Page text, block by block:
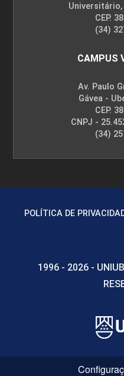
CEP.
(34)
CAMPUS
Av. Paulo
Gávea -
CEP.
CNPJ -
(34)
POLÍTICA DE
1996 - 2026 -